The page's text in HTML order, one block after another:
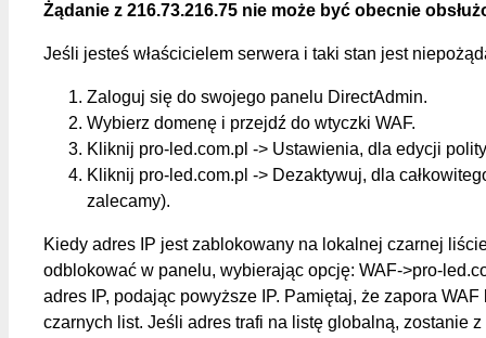
Żądanie z 216.73.216.75 nie może być obecnie
Jeśli jesteś właścicielem serwera i taki stan jest
Zaloguj się do swojego panelu DirectAdmin.
Wybierz domenę i przejdź do wtyczki WAF.
Kliknij pro-led.com.pl -> Ustawienia, dla edycji
Kliknij pro-led.com.pl -> Dezaktywuj, dla
zalecamy).
Kiedy adres IP jest zablokowany na lokalnej czarnej
odblokować w panelu, wybierając opcję: WAF->pro-
adres IP, podając powyższe IP. Pamiętaj, że zapora
czarnych list. Jeśli adres trafi na listę globalną, zostanie